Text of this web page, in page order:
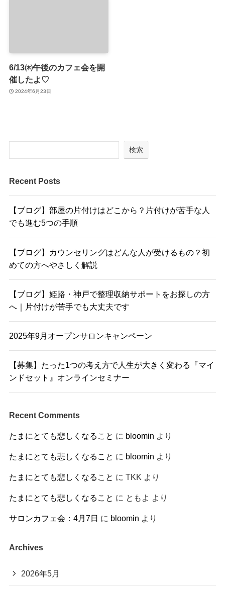
6/13㈭午後のカフェ会を開
催したよ♡
2024年6月23日
検索
Recent Posts
【ブログ】部屋の片付けはどこから？片付けが苦手な人
でも進む5つの手順
【ブログ】カウンセリングはどんな人が受けるもの？初
めての方へやさしく解説
【ブログ】姫路・神戸で整理収納サポートをお探しの方
へ｜片付けが苦手でも大丈夫です
2025年9月オープンサロンキャンペーン
【募集】たった1つの考え方で人生が大きく変わる『マイ
ンドセット』オンラインセミナー
Recent Comments
たまにとても悲しくなること に bloomin より
たまにとても悲しくなること に bloomin より
たまにとても悲しくなること に TKK より
たまにとても悲しくなること に ともよ より
サロンカフェ会：4月7日 に bloomin より
Archives
2026年5月